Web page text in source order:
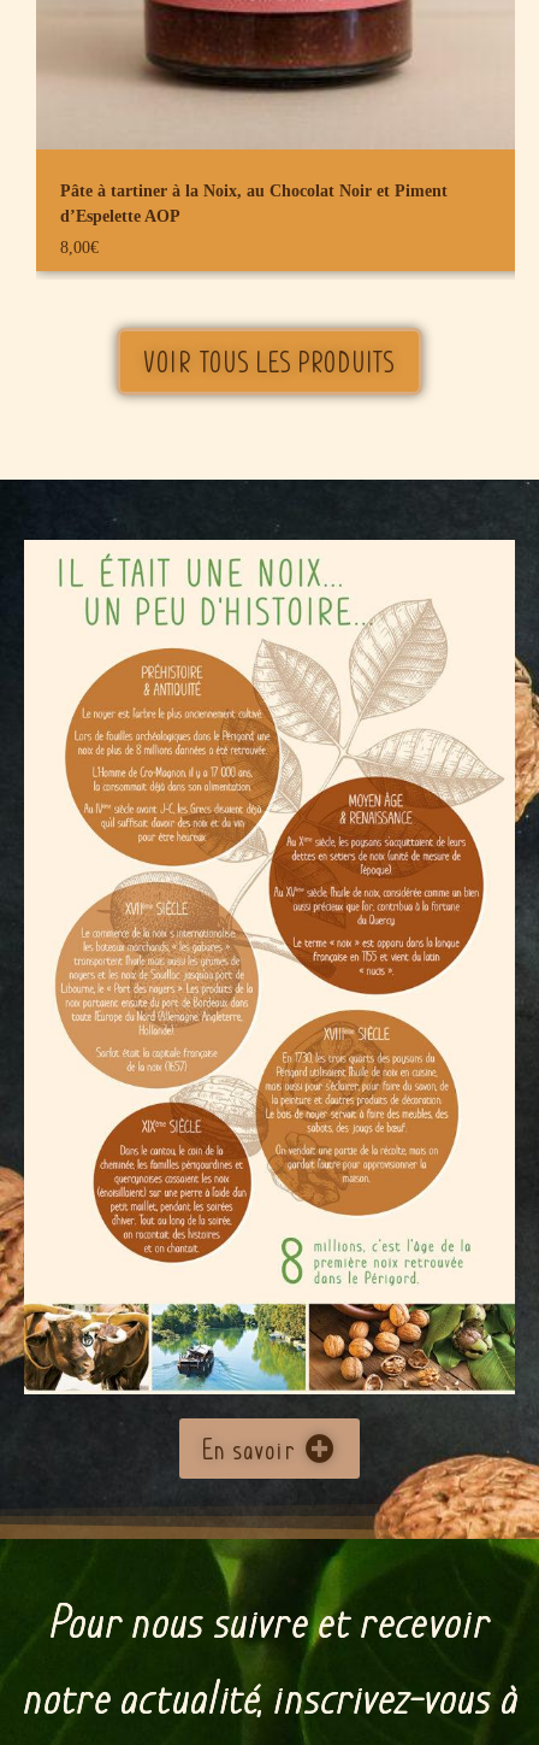
Pâte à tartiner à la Noix, au Chocolat Noir et Piment
d’Espelette AOP
8,00€
VOIR TOUS LES PRODUITS
En savoir
Pour nous suivre et recevoir
notre actualité, inscrivez-vous à